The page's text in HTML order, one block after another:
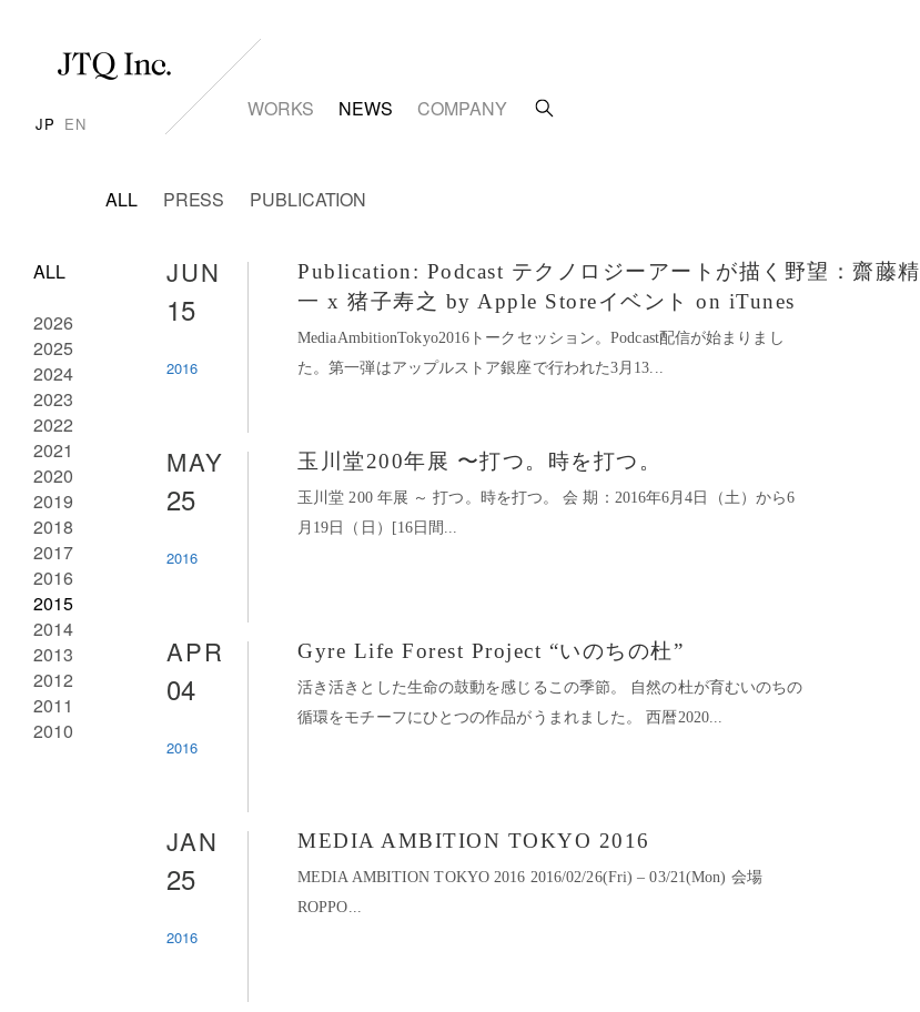
JP EN
WORKS NEWS COMPANY
ALL PRESS PUBLICATION
ALL
2026
2025
2024
2023
2022
2021
2020
2019
2018
2017
2016
2015
2014
2013
2012
2011
2010
JUN
15
2016
Publication: Podcast テクノロジーアートが描く野望：齋藤精
一 x 猪子寿之 by Apple Storeイベント on iTunes
MediaAmbitionTokyo2016トークセッション。Podcast配信が始まりまし
た。第一弾はアップルストア銀座で行われた3月13...
MAY
25
2016
玉川堂200年展 〜打つ。時を打つ。
玉川堂 200 年展 ～ 打つ。時を打つ。 会 期：2016年6月4日（土）から6
月19日（日）[16日間...
APR
04
2016
Gyre Life Forest Project “いのちの杜”
活き活きとした生命の鼓動を感じるこの季節。 自然の杜が育むいのちの
循環をモチーフにひとつの作品がうまれました。 西暦2020...
JAN
25
2016
MEDIA AMBITION TOKYO 2016
MEDIA AMBITION TOKYO 2016 2016/02/26(Fri) – 03/21(Mon) 会場
ROPPO...